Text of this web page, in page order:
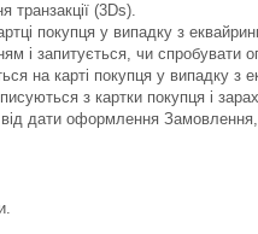
транзакції (3Ds).
покупця у випадку з
і запитується, чи спробувати
на карті покупця у випадку з
з картки покупця і
дати оформлення